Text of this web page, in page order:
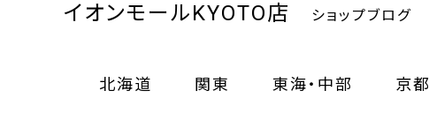
イオンモールKYOTO店 ショップブログ
北海道 関東 東海・中部 京都